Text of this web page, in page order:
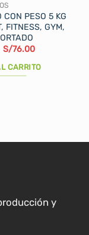
CON PESO 5 KG
FITNESS, GYM,
El
original
era:
S/76.00El
actual
CARRITO
y